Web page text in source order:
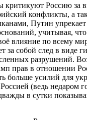
критикуют Россию за
конфликты, а
Путин
учитывая,
влияние по всему
за собой след в виде
разрушений.
прав в отношении
больше усилий для
(ведь недаром
в сутки